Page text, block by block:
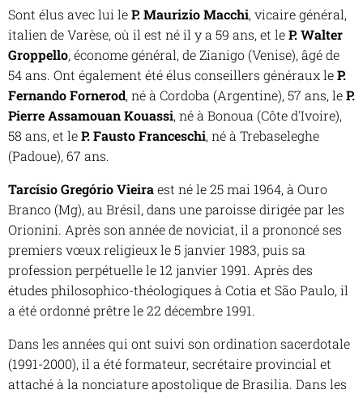
Sont élus avec lui leP. Maurizio Macchi, vicaire général,
italien de Varèse, où il est né il y a 59 ans, et leP. Walter
Groppello, économe général, de Zianigo (Venise), âgé de
54 ans. Ont également été élus conseillers généraux leP.
Fernando Fornerod, né à Cordoba (Argentine), 57 ans, leP.
Pierre AssamouanKouassi, né à Bonoua (Côte d'Ivoire),
58 ans, et leP. Fausto Franceschi, né à Trebaseleghe
(Padoue), 67 ans.
Tarcísio Gregório Vieiraest né le 25 mai 1964, à Ouro
Branco (Mg), au Brésil, dans une paroisse dirigée par les
Orionini. Après son année de noviciat, il a prononcé ses
premiers vœux religieux le 5 janvier 1983, puis sa
profession perpétuelle le 12 janvier 1991. Après des
études philosophico-théologiques à Cotia et São Paulo, il
a été ordonné prêtre le 22 décembre 1991.
Dans les années qui ont suivi son ordination sacerdotale
(1991-2000), il a été formateur, secrétaire provincial et
attaché à la nonciature apostolique de Brasilia. Dans les